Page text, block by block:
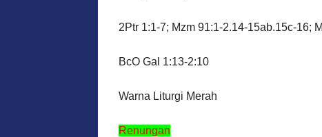
2Ptr 1:1-7; Mzm 91:1-2.14-15ab.15c-16;
BcO Gal 1:13-2:10
Warna Liturgi Merah
Renungan